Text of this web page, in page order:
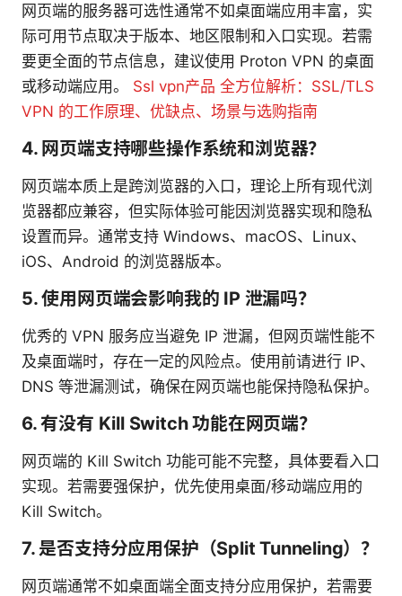
网页端的服务器可选性通常不如桌面端应用丰富，实
际可用节点取决于版本、地区限制和入口实现。若需
要更全面的节点信息，建议使用 Proton VPN 的桌面
或移动端应用。 Ssl vpn产品 全方位解析：SSL/TLS
VPN 的工作原理、优缺点、场景与选购指南
4. 网页端支持哪些操作系统和浏览器？
网页端本质上是跨浏览器的入口，理论上所有现代浏
览器都应兼容，但实际体验可能因浏览器实现和隐私
设置而异。通常支持 Windows、macOS、Linux、
iOS、Android 的浏览器版本。
5. 使用网页端会影响我的 IP 泄漏吗？
优秀的 VPN 服务应当避免 IP 泄漏，但网页端性能不
及桌面端时，存在一定的风险点。使用前请进行 IP、
DNS 等泄漏测试，确保在网页端也能保持隐私保护。
6. 有没有 Kill Switch 功能在网页端？
网页端的 Kill Switch 功能可能不完整，具体要看入口
实现。若需要强保护，优先使用桌面/移动端应用的
Kill Switch。
7. 是否支持分应用保护（Split Tunneling）？
网页端通常不如桌面端全面支持分应用保护，若需要